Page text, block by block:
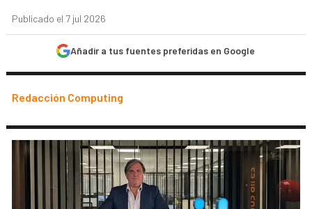
Publicado el 7 jul 2026
Añadir a tus fuentes preferidas en Google
Redacción Computing